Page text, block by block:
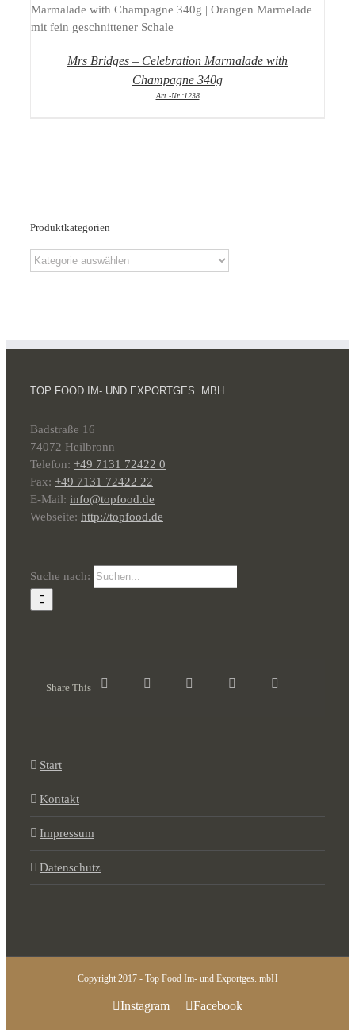
DETAILS
Mrs Bridges – Celebration Marmalade with
Champagne 340g
Art.-Nr.:1238
Produktkategorien
TOP FOOD IM- UND EXPORTGES. MBH
Badstraße 16
74072 Heilbronn
Telefon: +49 7131 72422 0
Fax: +49 7131 72422 22
E-Mail: info@topfood.de
Webseite: http://topfood.de
Suche nach:
Share This
Start
Kontakt
Impressum
Datenschutz
Copyright 2017 - Top Food Im- und Exportges. mbH
Instagram Facebook